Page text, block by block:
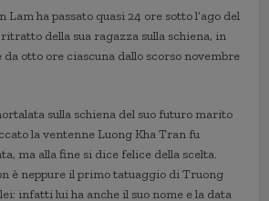
Lam ha passato quasi 24 ore sotto l’ago del
della sua ragazza sulla schiena, in
otto ore ciascuna dallo scorso novembre
sulla schiena del suo futuro marito
la ventenne Luong Kha Tran fu
ma alla fine si dice felice della scelta.
è neppure il primo tatuaggio di Truong
infatti lui ha anche il suo nome e la data